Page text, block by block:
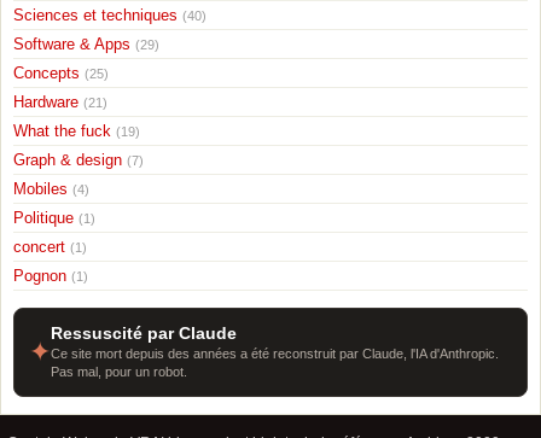
Sciences et techniques (40)
Software & Apps (29)
Concepts (25)
Hardware (21)
What the fuck (19)
Graph & design (7)
Mobiles (4)
Politique (1)
concert (1)
Pognon (1)
✦
Ressuscité par Claude
Ce site mort depuis des années a été reconstruit par Claude, l'IA d'Anthropic.
Pas mal, pour un robot.